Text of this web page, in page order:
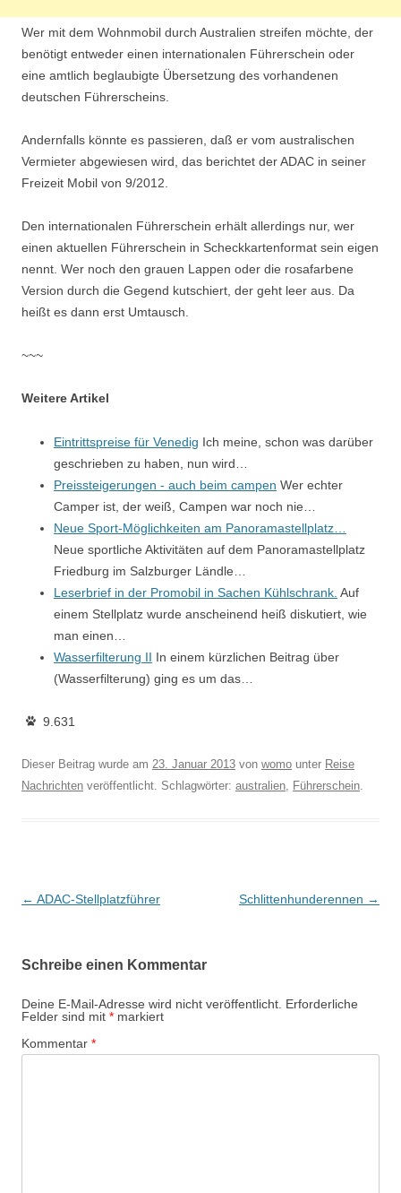
Wer mit dem Wohnmobil durch Australien streifen möchte, der
benötigt entweder einen internationalen Führerschein oder
eine amtlich beglaubigte Übersetzung des vorhandenen
deutschen Führerscheins.
Andernfalls könnte es passieren, daß er vom australischen
Vermieter abgewiesen wird, das berichtet der ADAC in seiner
Freizeit Mobil von 9/2012.
Den internationalen Führerschein erhält allerdings nur, wer
einen aktuellen Führerschein in Scheckkartenformat sein eigen
nennt. Wer noch den grauen Lappen oder die rosafarbene
Version durch die Gegend kutschiert, der geht leer aus. Da
heißt es dann erst Umtausch.
~~~
Weitere Artikel
Eintrittspreise für Venedig Ich meine, schon was darüber
geschrieben zu haben, nun wird…
Preissteigerungen - auch beim campen Wer echter
Camper ist, der weiß, Campen war noch nie…
Neue Sport-Möglichkeiten am Panoramastellplatz…
Neue sportliche Aktivitäten auf dem Panoramastellplatz
Friedburg im Salzburger Ländle…
Leserbrief in der Promobil in Sachen Kühlschrank. Auf
einem Stellplatz wurde anscheinend heiß diskutiert, wie
man einen…
Wasserfilterung II In einem kürzlichen Beitrag über
(Wasserfilterung) ging es um das…
9.631
Dieser Beitrag wurde am 23. Januar 2013 von womo unter Reise
Nachrichten veröffentlicht. Schlagwörter: australien Führerschein
Beitragsnavigation
← ADAC-Stellplatzführer Schlittenhunderennen →
Schreibe einen Kommentar
Deine E-Mail-Adresse wird nicht veröffentlicht. Erforderliche
Felder sind mit * markiert
Kommentar *